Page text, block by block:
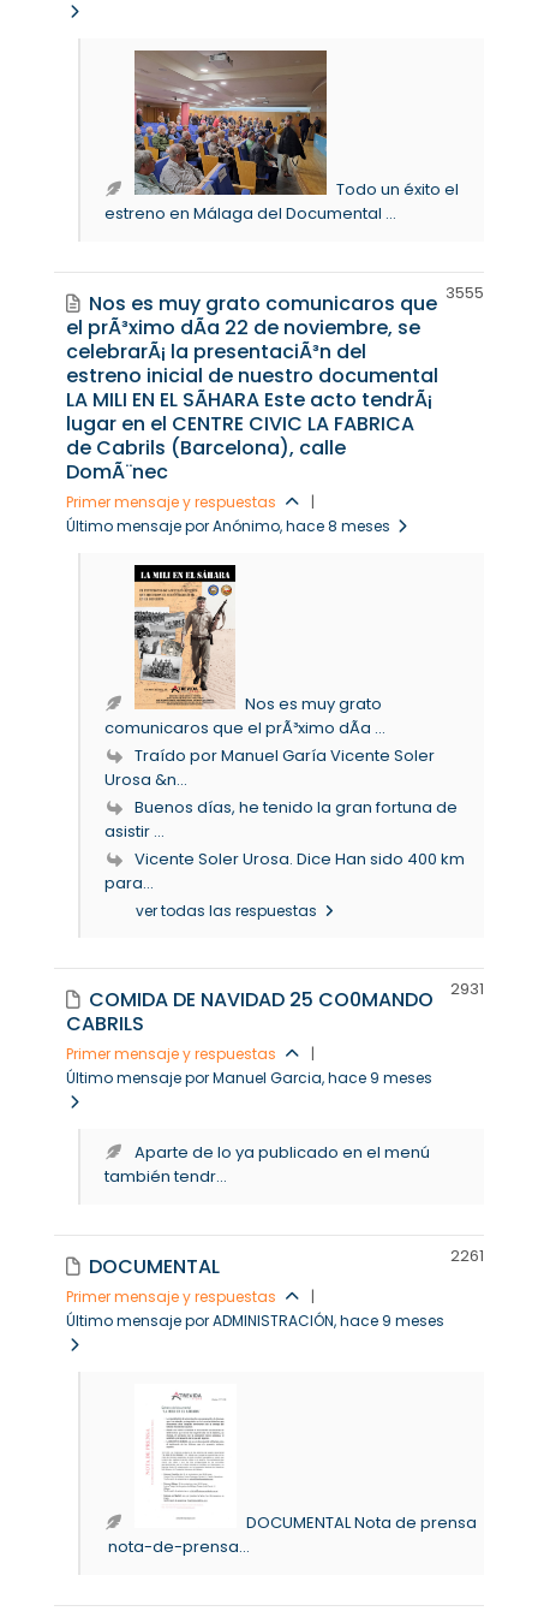
Todo un éxito el
estreno en Málaga del Documental ...
Nos es muy grato comunicaros que
el prÃ³ximo dÃ­a 22 de noviembre, se
celebrarÃ¡ la presentaciÃ³n del
estreno inicial de nuestro documental
LA MILI EN EL SÃHARA Este acto tendrÃ¡
lugar en el CENTRE CIVIC LA FABRICA
de Cabrils (Barcelona), calle
DomÃ¨nec
Primer mensaje y respuestas
|
Último mensaje por Anónimo, hace 8 meses
3555
Nos es muy grato
comunicaros que el prÃ³ximo dÃ­a ...
Traído por Manuel Garía Vicente Soler
Urosa &n...
Buenos días, he tenido la gran fortuna de
asistir ...
Vicente Soler Urosa. Dice Han sido 400 km
para...
ver todas las respuestas
COMIDA DE NAVIDAD 25 CO0MANDO
CABRILS
Primer mensaje y respuestas
|
Último mensaje por Manuel Garcia, hace 9 meses
2931
Aparte de lo ya publicado en el menú
también tendr...
DOCUMENTAL
Primer mensaje y respuestas
|
Último mensaje por ADMINISTRACIÓN, hace 9 meses
2261
DOCUMENTAL Nota de prensa
nota-de-prensa...